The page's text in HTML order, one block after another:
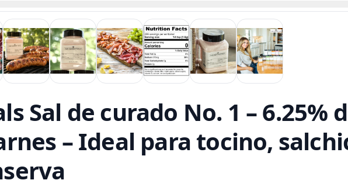
Sal de curado No. 1 –
– Ideal para tocino,